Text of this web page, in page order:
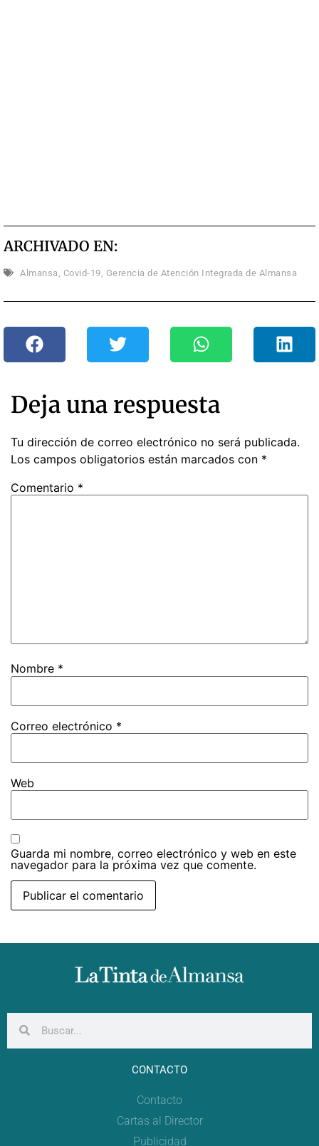
ARCHIVADO EN:
Almansa Covid-19 Gerencia de Atención Integrada de Almansa
Deja una respuesta
Tu dirección de correo electrónico no será publicada.
Los campos obligatorios están marcados con *
Comentario *
Nombre *
Correo electrónico *
Web
Guarda mi nombre, correo electrónico y web en este
navegador para la próxima vez que comente.
CONTACTO
Contacto
Cartas al Director
Publicidad